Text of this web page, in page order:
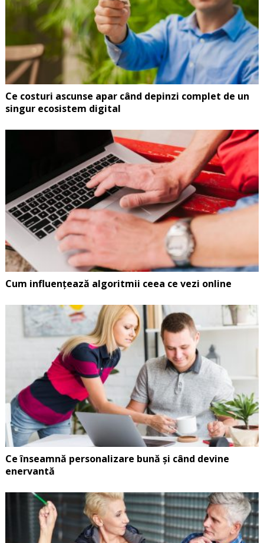
Ce costuri ascunse apar când depinzi complet de un
singur ecosistem digital
Cum influențează algoritmii ceea ce vezi online
Ce înseamnă personalizare bună și când devine
enervantă